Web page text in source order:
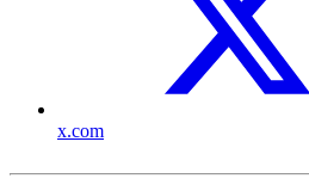
x.com